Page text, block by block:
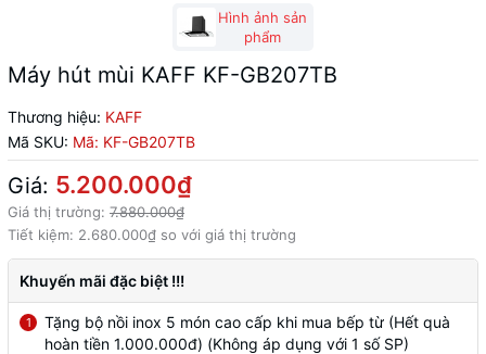
Hình ảnh sản
phẩm
Máy hút mùi KAFF KF-GB207TB
Thương hiệu: KAFF
Mã SKU: Mã: KF-GB207TB
Giá: 5.200.000₫
Giá thị trường: 7.880.000₫
Tiết kiệm: 2.680.000₫ so với giá thị trường
Khuyến mãi đặc biệt !!!
1
Tặng bộ nồi inox 5 món cao cấp khi mua bếp từ (Hết quà
hoàn tiền 1.000.000đ) (Không áp dụng với 1 số SP)